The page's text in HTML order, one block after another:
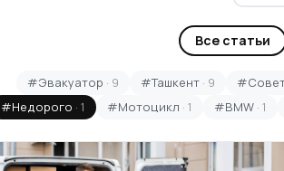
Все статьи
#Эвакуатор · 9 #Ташкент · 9
#Недорого · 1 #Мотоцикл · 1 #BMW · 1